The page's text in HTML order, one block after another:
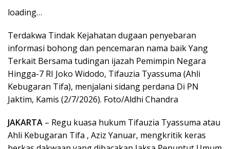
loading…
Terdakwa Tindak Kejahatan dugaan penyebaran
informasi bohong dan pencemaran nama baik Yang
Terkait Bersama tudingan ijazah Pemimpin Negara
Hingga-7 RI Joko Widodo, Tifauzia Tyassuma (Ahli
Kebugaran Tifa), menjalani sidang perdana Di PN
Jaktim, Kamis (2/7/2026). Foto/Aldhi Chandra
JAKARTA – Regu kuasa hukum Tifauzia Tyassuma atau
Ahli Kebugaran Tifa , Aziz Yanuar, mengkritik keras